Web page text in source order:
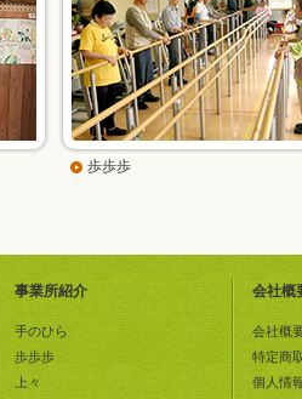
歩歩歩
事業所紹介
手のひら
歩歩歩
上々
会社概
会社概
特定商
個人情